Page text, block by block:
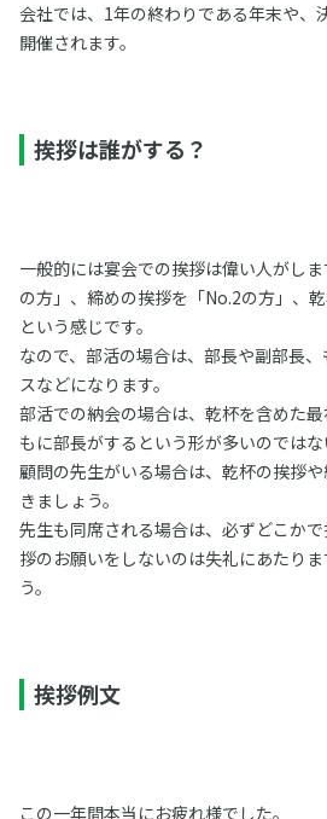
会社では、1年の終わりである年末や、
開催されます。
挨拶は誰がする？
一般的には宴会での挨拶は偉い人がし
の方」、締めの挨拶を「No.2の方」、
という感じです。
なので、部活の場合は、部長や副部長
スなどになります。
部活での納会の場合は、乾杯を含めた
もに部長がするという形が多いのではな
顧問の先生がいる場合は、乾杯の挨拶
きましょう。
先生も同席される場合は、必ずどこか
拶のお願いをしないのは失礼にあたり
う。
挨拶例文
この一年間本当にお疲れ様でした。